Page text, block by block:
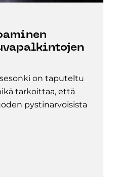
on taputeltu
tarkoittaa, että
pystinarvoisista